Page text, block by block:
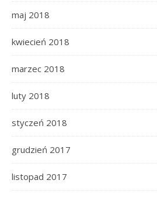
maj 2018
kwiecień 2018
marzec 2018
luty 2018
styczeń 2018
grudzień 2017
listopad 2017